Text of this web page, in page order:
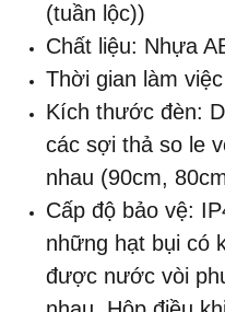
(tuần lộc))
Chất liệu: Nhựa
Thời gian làm
Kích thước đèn:
các sợi thả so le
nhau (90cm,
Cấp độ bảo vệ:
những hạt bụi có
được nước vòi